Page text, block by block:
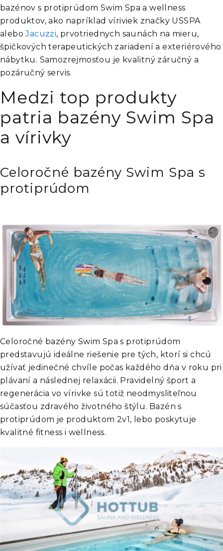
bazénov s protiprúdom Swim Spa a wellness
produktov, ako napríklad víriviek značky USSPA
aleboJacuzzi, prvotriednych saunách na mieru,
špičkových terapeutických zariadení a exteriérového
nábytku. Samozrejmosťou je kvalitný záručný a
pozáručný servis.
Medzi top produkty
patria bazény Swim Spa
a vírivky
Celoročné bazény Swim Spa s
protiprúdom
Celoročné bazény Swim Spa s protiprúdom
predstavujú ideálne riešenie pre tých, ktorí si chcú
užívať jedinečné chvíle počas každého dňa v roku pri
plávaní a následnej relaxácii. Pravidelný šport a
regenerácia vo vírivke sú totiž neodmysliteľnou
súčasťou zdravého životného štýlu. Bazén s
protiprúdom je produktom 2v1, lebo poskytuje
kvalitné fitness i wellness.